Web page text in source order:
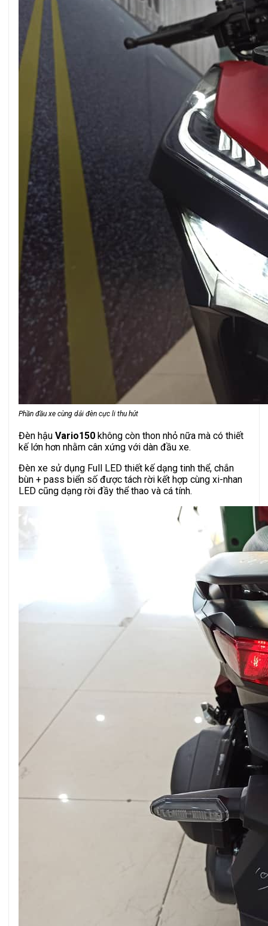
Phần đầu xe cùng dải đèn cực li thu hút
Đèn hậu Vario150 không còn thon nhỏ nữa mà có thiết
kế lớn hơn nhằm cân xứng với dàn đầu xe.
Đèn xe sử dụng Full LED thiết kế dạng tinh thể, chắn
bùn + pass biển số được tách rời kết hợp cùng xi-nhan
LED cũng dạng rời đầy thể thao và cá tính.